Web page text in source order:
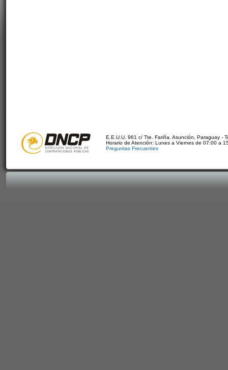
E.E.U.U. 961 c/ Tte. Fariña. Asunción, Paraguay -
Horario de Atención: Lunes a Viernes de 07:00 a
Preguntas Frecuentes